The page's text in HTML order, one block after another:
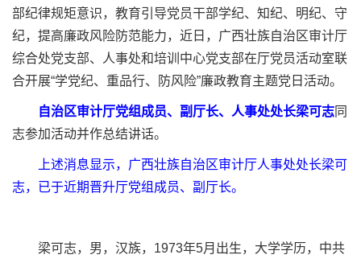
部纪律规矩意识，教育引导党员干部学纪、知纪、明纪、守
纪，提高廉政风险防范能力，近日，广西壮族自治区审计厅
综合处党支部、人事处和培训中心党支部在厅党员活动室联
合开展“学党纪、重品行、防风险”廉政教育主题党日活动。
自治区审计厅党组成员、副厅长、人事处处长梁可志同
志参加活动并作总结讲话。
上述消息显示，广西壮族自治区审计厅人事处处长梁可
志，已于近期晋升厅党组成员、副厅长。
梁可志，男，汉族，1973年5月出生，大学学历，中共